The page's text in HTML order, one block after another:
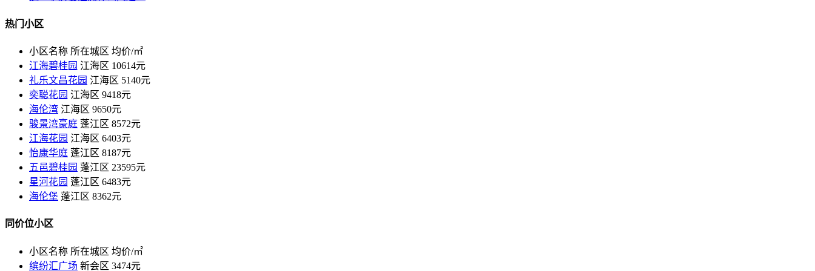
热门小区
小区名称 所在城区 均价/㎡
江海碧桂园 江海区 10614元
礼乐文昌花园 江海区 5140元
奕聪花园 江海区 9418元
海伦湾 江海区 9650元
骏景湾豪庭 蓬江区 8572元
江海花园 江海区 6403元
怡康华庭 蓬江区 8187元
五邑碧桂园 蓬江区 23595元
星河花园 蓬江区 6483元
海伦堡 蓬江区 8362元
同价位小区
小区名称 所在城区 均价/㎡
缤纷汇广场 新会区 3474元